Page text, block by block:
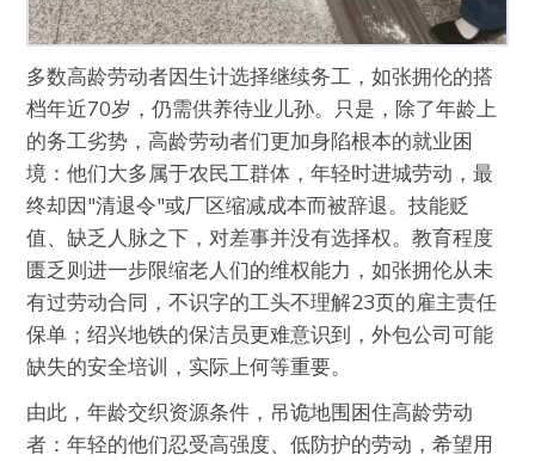
多数高龄劳动者因生计选择继续务工，如张拥伦的搭
档年近70岁，仍需供养待业儿孙。只是，除了年龄上
的务工劣势，高龄劳动者们更加身陷根本的就业困
境：他们大多属于农民工群体，年轻时进城劳动，最
终却因"清退令"或厂区缩减成本而被辞退。技能贬
值、缺乏人脉之下，对差事并没有选择权。教育程度
匮乏则进一步限缩老人们的维权能力，如张拥伦从未
有过劳动合同，不识字的工头不理解23页的雇主责任
保单；绍兴地铁的保洁员更难意识到，外包公司可能
缺失的安全培训，实际上何等重要。
由此，年龄交织资源条件，吊诡地围困住高龄劳动
者：年轻的他们忍受高强度、低防护的劳动，希望用